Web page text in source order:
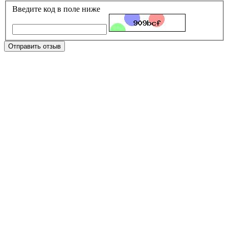
Введите код в поле ниже
Отправить отзыв